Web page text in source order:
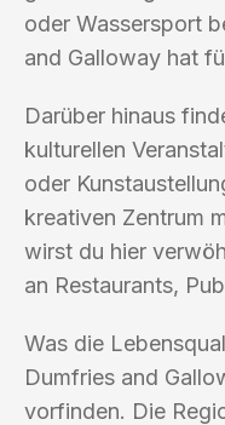
oder Wassersport
and Galloway hat
Darüber hinaus
kulturellen
oder
kreativen Zentrum
wirst du hier
an Restaurants,
Was die
Dumfries and
vorfinden. Die